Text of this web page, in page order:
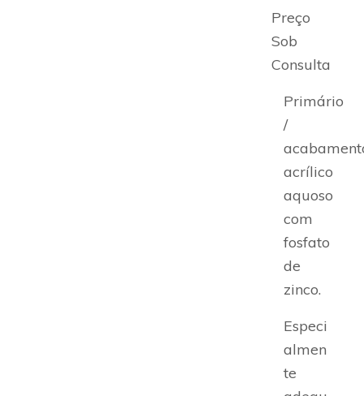
Preço
Sob
Consulta
Primário
/
acrílico
aquoso
com
fosfato
de
zinco.
Especi
almen
te